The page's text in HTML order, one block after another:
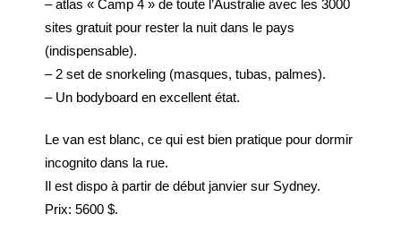
– atlas « Camp 4 » de toute l’Australie avec les 3000
sites gratuit pour rester la nuit dans le pays
(indispensable).
– 2 set de snorkeling (masques, tubas, palmes).
– Un bodyboard en excellent état.
Le van est blanc, ce qui est bien pratique pour dormir
incognito dans la rue.
Il est dispo à partir de début janvier sur Sydney.
Prix: 5600 $.